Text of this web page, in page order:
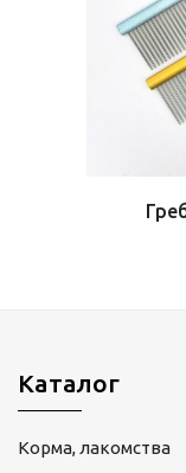
Каталог
Корма, лакомства